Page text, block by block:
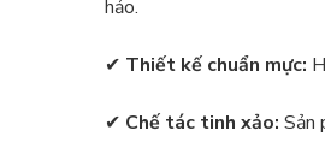
hảo.
✔ Thiết kế chuẩn mực:
✔ Chế tác tinh xảo: Sản